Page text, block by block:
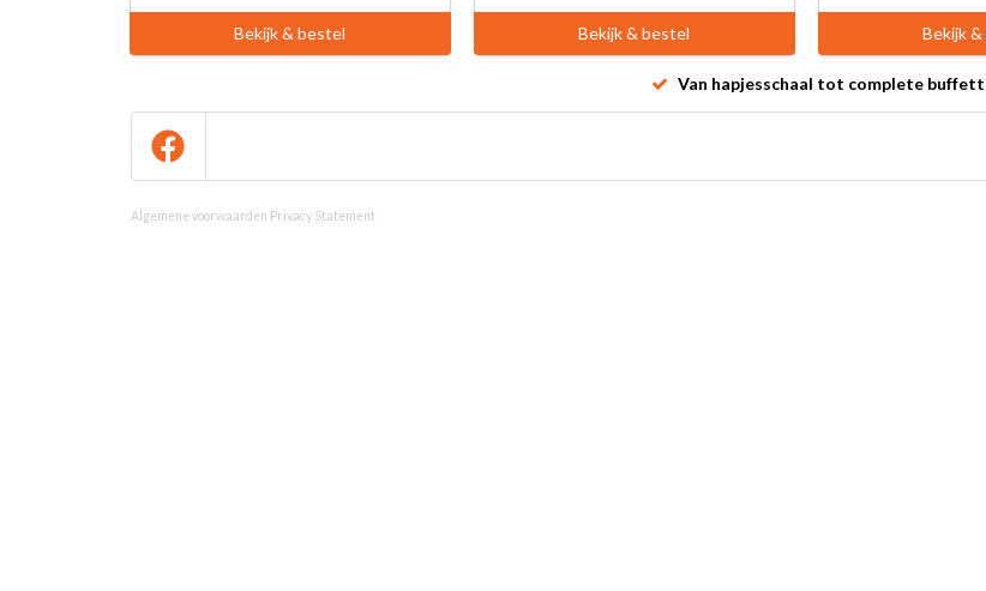
Bekijk & bestel Bekijk & bestel Bekijk
Van hapjesschaal tot complete
Algemene voorwaarden Privacy Statement